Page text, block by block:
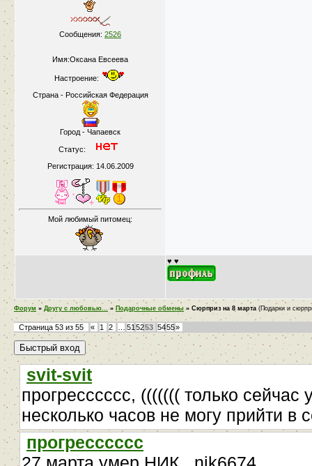
Сообщения: 2526
Имя:Оксана Евсеева
Настроение:
Страна - Российская Федерация
Город - Чапаевск
Статус:
Регистрация: 14.06.2009
Мой любимый питомец:
♥ ♥
Форум » Другу с любовью... » Подарочные обмены » Сюрприз на 8 марта (Подарки и
Страница 53 из 55 « 1 2 51 5253 5455»